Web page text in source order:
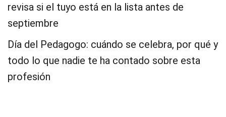
revisa si el tuyo está en la lista antes de
septiembre
Día del Pedagogo: cuándo se celebra, por qué y
todo lo que nadie te ha contado sobre esta
profesión